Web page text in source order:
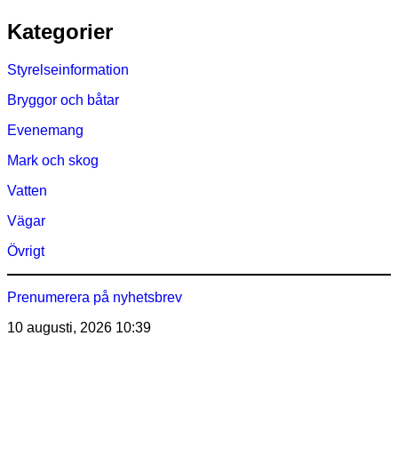
Hoppa
till
Kategorier
Styrelseinformation
Bryggor och båtar
Evenemang
Mark och skog
Vatten
Vägar
Övrigt
Prenumerera på nyhetsbrev
10 augusti, 2026 10:39